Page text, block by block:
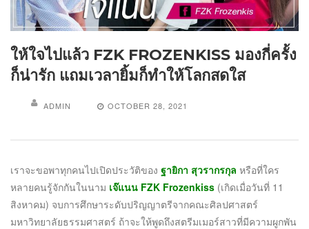
ให้ใจไปแล้ว FZK FROZENKISS มองกี่ครั้ง
ก็น่ารัก แถมเวลายิ้มก็ทำให้โลกสดใส
ADMIN OCTOBER 28, 2021
เราจะขอพาทุกคนไปเปิดประวัติของ ฐายิกา สุวรากรกุล หรือที่ใคร
หลายคนรู้จักกันในนาม เจ๊แนน FZK Frozenkiss (เกิดเมื่อวันที่ 11
สิงหาคม) จบการศึกษาระดับปริญญาตรีจากคณะศิลปศาสตร์
มหาวิทยาลัยธรรมศาสตร์ ถ้าจะให้พูดถึงสตรีมเมอร์สาวที่มีความผูกพัน